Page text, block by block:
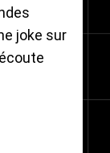
joke sur